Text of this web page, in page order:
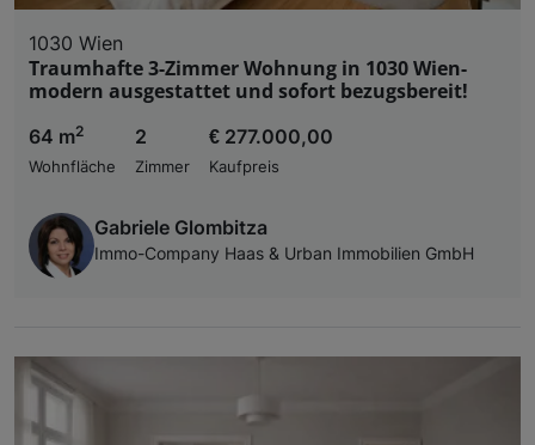
1030 Wien
Traumhafte 3-Zimmer Wohnung in 1030 Wien-
modern ausgestattet und sofort bezugsbereit!
64 m2
Wohnfläche
2
Zimmer
€ 277.000,00
Kaufpreis
Gabriele Glombitza
Immo-Company Haas & Urban Immobilien GmbH